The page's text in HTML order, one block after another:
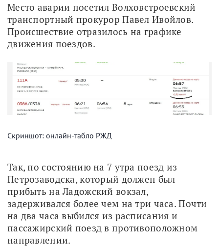
Место аварии посетил Волховстроевский
транспортный прокурор Павел Ивойлов.
Происшествие отразилось на графике
движения поездов.
Скриншот: онлайн-табло РЖД
Так, по состоянию на 7 утра поезд из
Петрозаводска, который должен был
прибыть на Ладожский вокзал,
задерживался более чем на три часа. Почти
на два часа выбился из расписания и
пассажирский поезд в противоположном
направлении.